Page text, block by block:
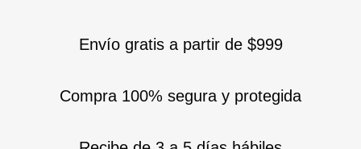
Envío gratis a partir de $999
Compra 100% segura y protegida